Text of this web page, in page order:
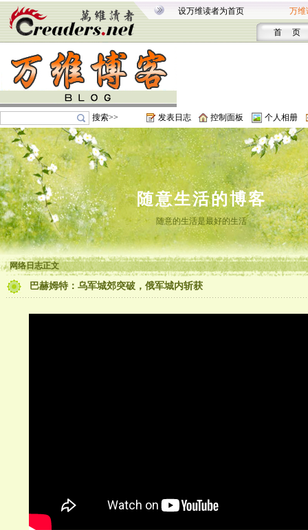
设万维读者为首页 万维
首 页
搜索>> 发表日志 控制面板 个人相册
随意生活的博客
随意的生活是最好的生活
网络日志正文
巴赫姆特：乌军城郊突破，俄军城内斩获